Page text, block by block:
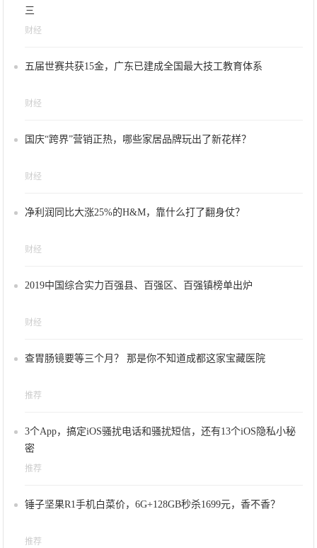
三
财经
五届世赛共获15金，广东已建成全国最大技工教育体系
财经
国庆“跨界”营销正热，哪些家居品牌玩出了新花样？
财经
净利润同比大涨25%的H&M，靠什么打了翻身仗？
财经
2019中国综合实力百强县、百强区、百强镇榜单出炉
财经
查胃肠镜要等三个月？ 那是你不知道成都这家宝藏医院
推荐
3个App，搞定iOS骚扰电话和骚扰短信，还有13个iOS隐私小秘
密
推荐
锤子坚果R1手机白菜价，6G+128GB秒杀1699元，香不香？
推荐